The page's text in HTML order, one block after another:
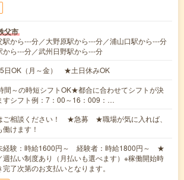
父市
駅から---分／大野原駅から---分／浦山口駅から---分
から---分／武州日野駅から---分
日OK（月～金） ★土日休みOK
～の時短シフトOK★都合に合わせてシフトが決
すシフト例：7：00～16：009：…
ご相談ください！ ★急募 ★職場が気に入れば、
けます！
経験：時給1600円～ 経験者：時給1800円～ ★
週払い制度あり（月払いも選べます）※稼働開始時
了次第のお支払いとなります。